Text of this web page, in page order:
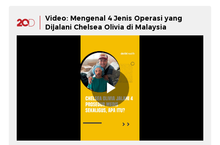
Video: Mengenal 4 Jenis Operasi yang
Dijalani Chelsea Olivia di Malaysia